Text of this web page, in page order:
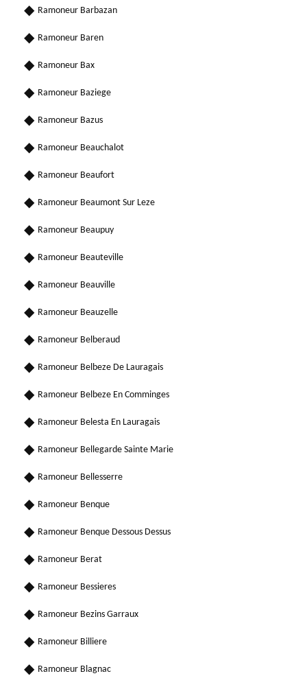
Ramoneur Barbazan
Ramoneur Baren
Ramoneur Bax
Ramoneur Baziege
Ramoneur Bazus
Ramoneur Beauchalot
Ramoneur Beaufort
Ramoneur Beaumont Sur Leze
Ramoneur Beaupuy
Ramoneur Beauteville
Ramoneur Beauville
Ramoneur Beauzelle
Ramoneur Belberaud
Ramoneur Belbeze De Lauragais
Ramoneur Belbeze En Comminges
Ramoneur Belesta En Lauragais
Ramoneur Bellegarde Sainte Marie
Ramoneur Bellesserre
Ramoneur Benque
Ramoneur Benque Dessous Dessus
Ramoneur Berat
Ramoneur Bessieres
Ramoneur Bezins Garraux
Ramoneur Billiere
Ramoneur Blagnac